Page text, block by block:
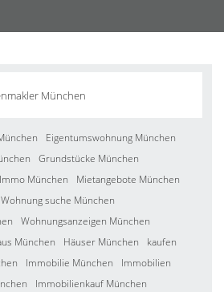
München
Eigentumswohnung München
Grundstücke München
Immo München
Mietangebote München
Wohnung suche München
Wohnungsanzeigen München
München Häuser München
kaufen
Immobilie München
Immobilien
Immobilienkauf München